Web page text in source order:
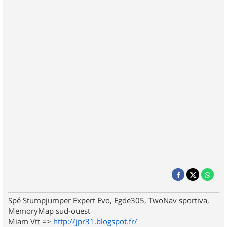
Spé Stumpjumper Expert Evo, Egde305, TwoNav sportiva,
MemoryMap sud-ouest
Miam Vtt => http://jpr31.blogspot.fr/